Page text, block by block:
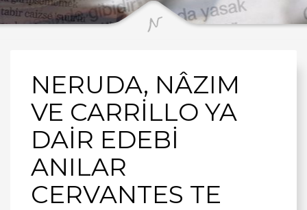
NERUDA, NÂZIM
VE CARRİLLO YA
DAİR EDEBİ
ANILAR
CERVANTES TE